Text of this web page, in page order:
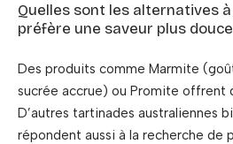
Quelles sont les alternatives à
préfère une saveur plus douce
Des produits comme Marmite
sucrée accrue) ou Promite offrent
D’autres tartinades australiennes
répondent aussi à la recherche de